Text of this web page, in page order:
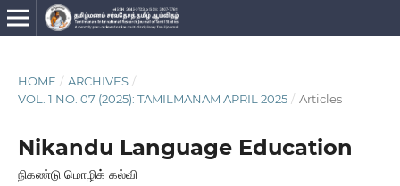
HOME / ARCHIVES /
VOL. 1 NO. 07 (2025): TAMILMANAM APRIL 2025 / Articles
Nikandu Language Education
நிகண்டு மொழிக் கல்வி